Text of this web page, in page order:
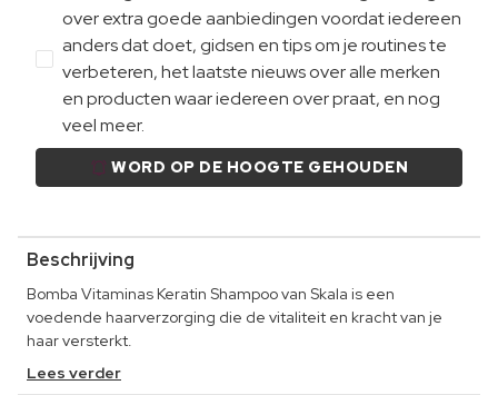
over extra goede aanbiedingen voordat iedereen
anders dat doet, gidsen en tips om je routines te
verbeteren, het laatste nieuws over alle merken
en producten waar iedereen over praat, en nog
veel meer.
WORD OP DE HOOGTE GEHOUDEN
Beschrijving
Bomba Vitaminas Keratin Shampoo van Skala is een
voedende haarverzorging die de vitaliteit en kracht van je
haar versterkt.
Lees verder